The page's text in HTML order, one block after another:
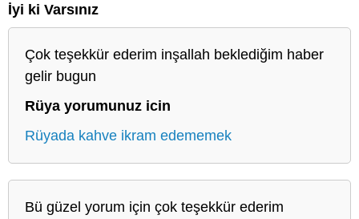
İyi ki Varsınız
Çok teşekkür ederim inşallah beklediğim haber
gelir bugun
Rüya yorumunuz icin
Rüyada kahve ikram edememek
Bü güzel yorum için çok teşekkür ederim